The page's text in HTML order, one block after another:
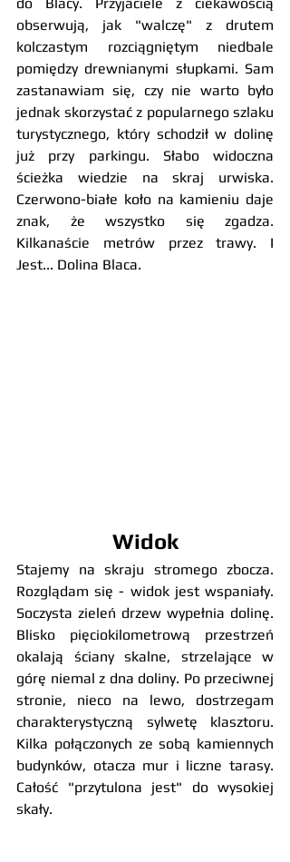
do Blacy. Przyjaciele z ciekawością
obserwują, jak "walczę" z drutem
kolczastym rozciągniętym niedbale
pomiędzy drewnianymi słupkami. Sam
zastanawiam się, czy nie warto było
jednak skorzystać z popularnego szlaku
turystycznego, który schodził w dolinę
już przy parkingu. Słabo widoczna
ścieżka wiedzie na skraj urwiska.
Czerwono-białe koło na kamieniu daje
znak, że wszystko się zgadza.
Kilkanaście metrów przez trawy. I
Jest... Dolina Blaca.
Widok
Stajemy na skraju stromego zbocza.
Rozglądam się - widok jest wspaniały.
Soczysta zieleń drzew wypełnia dolinę.
Blisko pięciokilometrową przestrzeń
okalają ściany skalne, strzelające w
górę niemal z dna doliny. Po przeciwnej
stronie, nieco na lewo, dostrzegam
charakterystyczną sylwetę klasztoru.
Kilka połączonych ze sobą kamiennych
budynków, otacza mur i liczne tarasy.
Całość "przytulona jest" do wysokiej
skały.